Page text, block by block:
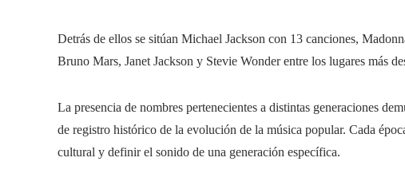
Detrás de ellos se sitúan Michael Jackson con 13 canciones,
Bruno Mars, Janet Jackson y Stevie Wonder entre los lugares más
La presencia de nombres pertenecientes a distintas generaciones
de registro histórico de la evolución de la música popular. Cada
cultural y definir el sonido de una generación específica.